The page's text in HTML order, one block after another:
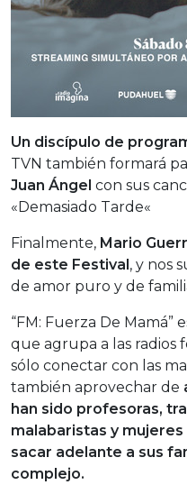
Un discípulo de
TVN también formará
Juan Ángel con sus
«Demasiado Tarde«
Finalmente, Mario
de este Festival, y nos
de amor puro y de
“FM: Fuerza De Mamá”
que agrupa a las radios
sólo conectar con las
también aprovechar de
han sido profesoras,
malabaristas y
sacar adelante a sus
complejo.